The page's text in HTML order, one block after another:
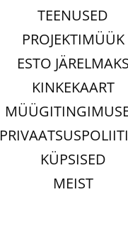
TEENUSED
PROJEKTIMÜÜK
ESTO JÄRELMAKS
KINKEKAART
KÜPSISED
MEIST